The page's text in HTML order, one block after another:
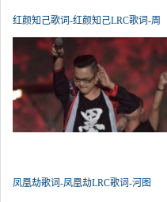
红颜知己歌词-红颜知己LRC歌词-周
凤凰劫歌词-凤凰劫LRC歌词-河图